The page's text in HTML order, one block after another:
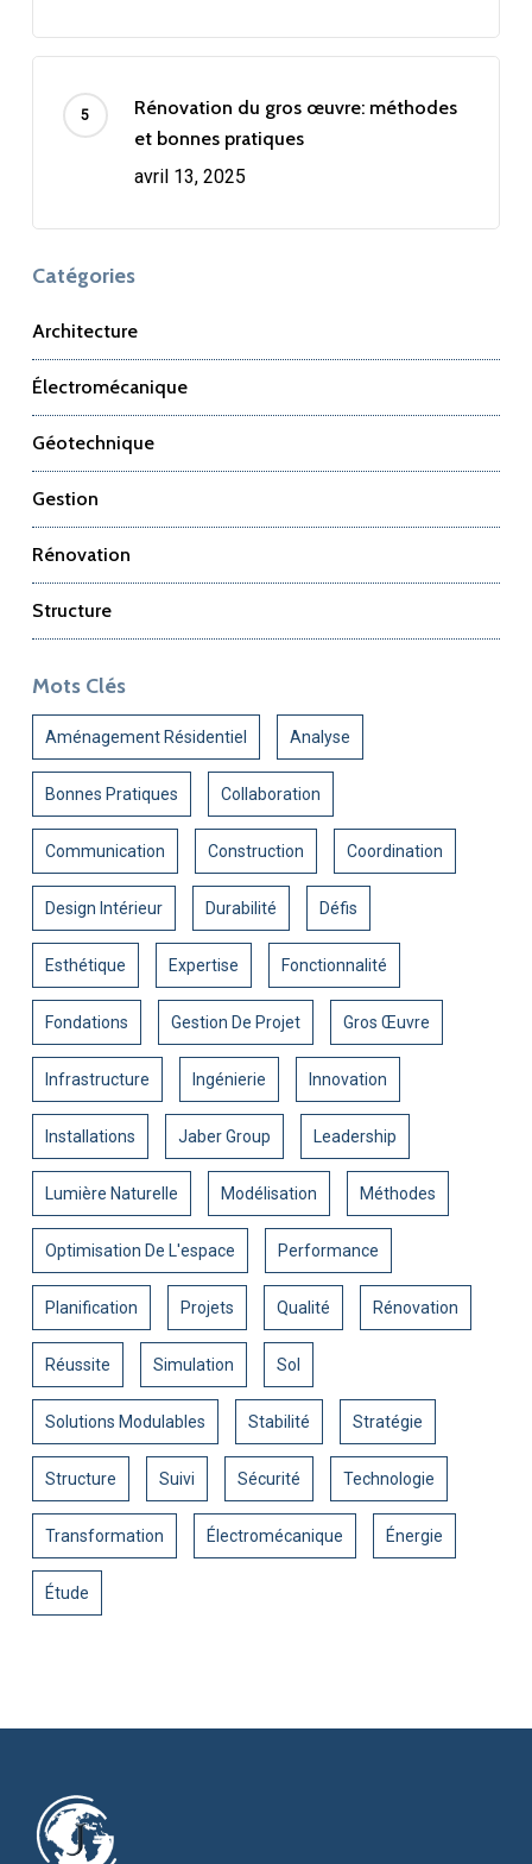
Rénovation du gros œuvre: méthodes
et bonnes pratiques
avril 13, 2025
Catégories
Architecture
Électromécanique
Géotechnique
Gestion
Rénovation
Structure
Mots Clés
Aménagement Résidentiel Analyse
Bonnes Pratiques Collaboration
Communication Construction Coordination
Design Intérieur Durabilité Défis
Esthétique Expertise Fonctionnalité
Fondations Gestion De Projet Gros Œuvre
Infrastructure Ingénierie Innovation
Installations Jaber Group Leadership
Lumière Naturelle Modélisation Méthodes
Optimisation De L'espace Performance
Planification Projets Qualité Rénovation
Réussite Simulation Sol
Solutions Modulables Stabilité Stratégie
Structure Suivi Sécurité Technologie
Transformation Électromécanique Énergie
Étude